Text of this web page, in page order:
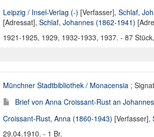
Leipzig / Insel-Verlag (-) [Verfasser], Schlaf,
[Adressat], Schlaf, Johannes (1862-1941)
1921-1925, 1929, 1932-1933, 1937. - 87
Münchner Stadtbibliothek / Monacensia ;
Brief von Anna Croissant-Rust an
Croissant-Rust, Anna (1860-1943) [Verfasser],
29.04.1910. - 1 Br.